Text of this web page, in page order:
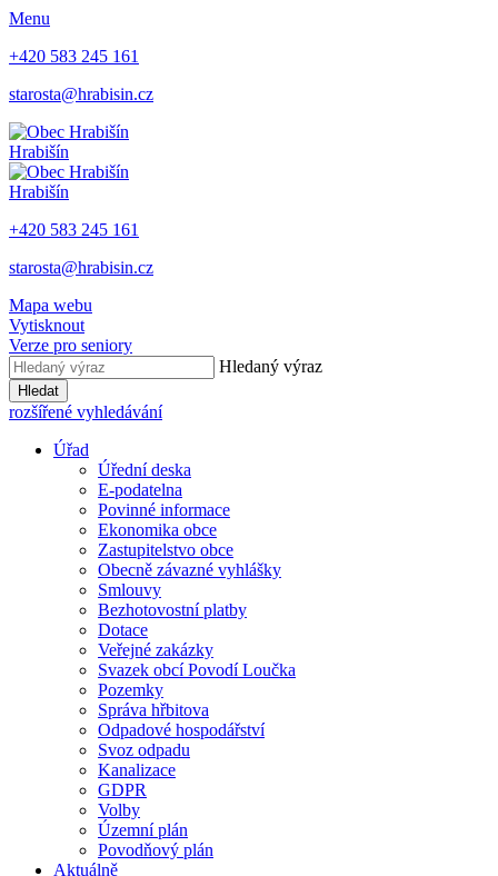
Menu
+420 583 245 161
starosta@hrabisin.cz
Hrabišín
Hrabišín
+420 583 245 161
starosta@hrabisin.cz
Mapa webu
Vytisknout
Verze pro seniory
Hledaný výraz
Hledat
rozšířené vyhledávání
Úřad
Úřední deska
E-podatelna
Povinné informace
Ekonomika obce
Zastupitelstvo obce
Obecně závazné vyhlášky
Smlouvy
Bezhotovostní platby
Dotace
Veřejné zakázky
Svazek obcí Povodí Loučka
Pozemky
Správa hřbitova
Odpadové hospodářství
Svoz odpadu
Kanalizace
GDPR
Volby
Územní plán
Povodňový plán
Aktuálně